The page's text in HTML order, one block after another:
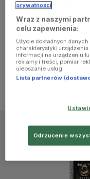
console for
more
information)
prywatności
Wraz z naszymi
celu zapewnienia:
Użycie dokładnych
charakterystyki
informacji na urządzeniu
reklamy i treści, pomiar
ulepszanie usług.
Lista partnerów
Odrzucenie